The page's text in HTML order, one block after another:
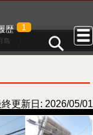
歴 1
島
終更新日: 2026/05/01